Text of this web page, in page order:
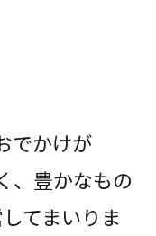
でかけが
、豊かなもの
てまいりま